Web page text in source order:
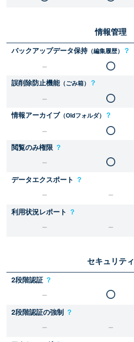
情報管理
バックアップデータ保持（編集履歴） ？
誤削除防止機能（ごみ箱） ？
情報アーカイブ（Oldフォルダ） ？
閲覧のみ権限 ？
データエクスポート ？
利用状況レポート ？
セキュリティ
2段階認証 ？
2段階認証の強制 ？